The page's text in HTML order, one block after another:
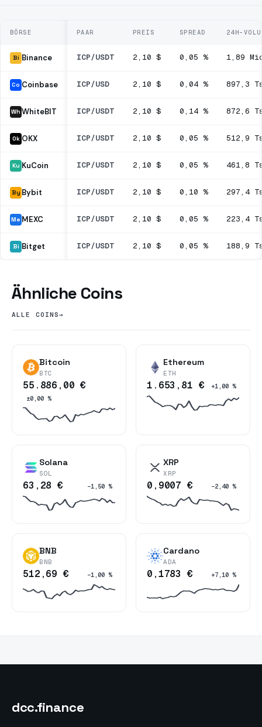
BÖRSE PAAR PREIS SPREAD 24H-
Bi Binance ICP/USDT 2,10 $ 0,05 % 1,89
Co Coinbase ICP/USD 2,10 $ 0,04 % 897,3
Wh WhiteBIT ICP/USDT 2,10 $ 0,14 % 872,6
Ok OKX ICP/USDT 2,10 $ 0,05 % 512,9
Ku KuCoin ICP/USDT 2,10 $ 0,05 % 461,8
By Bybit ICP/USDT 2,10 $ 0,10 % 297,4
Me MEXC ICP/USDT 2,10 $ 0,05 % 223,4
Bi Bitget ICP/USDT 2,10 $ 0,05 % 188,9
Ähnliche Coins
ALLE COINS→
Bitcoin
BTC
55.886,00 €
±0,00 %
Ethereum
ETH
1.653,81 € +1,00 %
Solana
SOL
63,28 € −1,50 %
XRP
XRP
0,9007 € −2,40 %
BNB
BNB
512,69 € −1,00 %
Cardano
ADA
0,1783 € +7,10 %
dcc.finance